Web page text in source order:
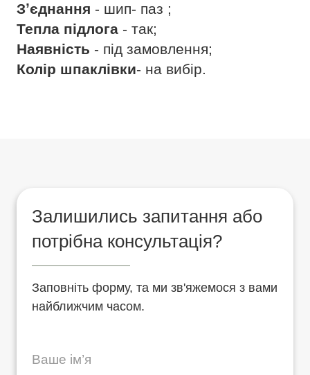
Зʼєднання - шип- паз ;
Тепла підлога- так;
Наявність - під замовлення;
Колір шпаклівки- на вибір.
Залишились запитання або
потрібна консультація?
Заповніть форму, та ми зв'яжемося з вами
найближчим часом.